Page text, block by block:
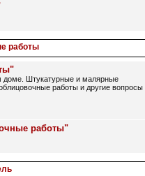
работы
доме. Штукатурные и малярные
работы и другие вопросы
работы"